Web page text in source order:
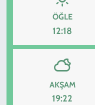
ÖĞLE
12:18
AKŞAM
19:22